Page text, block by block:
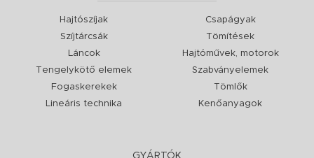
Hajtószíjak
Szíjtárcsák
Láncok
Tengelykötő elemek
Fogaskerekek
Lineáris technika
Csapágyak
Tömítések
Hajtóművek, motorok
Szabványelemek
Tömlők
Kenőanyagok
GYÁRTÓK